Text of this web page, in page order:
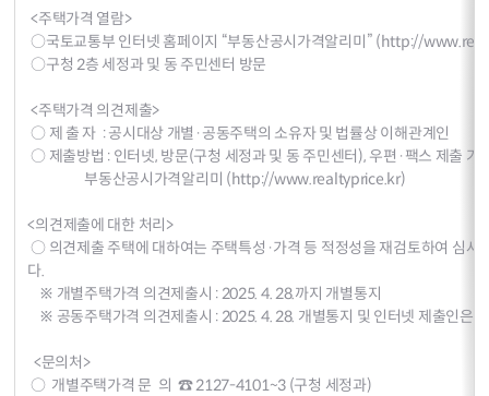
<주택가격 열람>
○국토교통부 인터넷 홈페이지 “부동산공시가격알리미” (http://
○구청 2층 세정과 및 동 주민센터 방문
<주택가격 의견제출>
○ 제 출 자 : 공시대상 개별·공동주택의 소유자 및 법률상 이해관계인
○ 제출방법 : 인터넷, 방문(구청 세정과 및 동 주민센터), 우편·팩스 제출 가
부동산공시가격알리미 (http://www.realtyprice.kr)
<의견제출에 대한 처리>
○ 의견제출 주택에 대하여는 주택특성·가격 등 적정성을 재검토하여 심사
다.
※ 개별주택가격 의견제출시 : 2025. 4. 28.까지 개별통지
※ 공동주택가격 의견제출시 : 2025. 4. 28. 개별통지 및 인터넷 제출인은
<문의처>
○ 개별주택가격 문 의 ☎ 2127-4101~3 (구청 세정과)